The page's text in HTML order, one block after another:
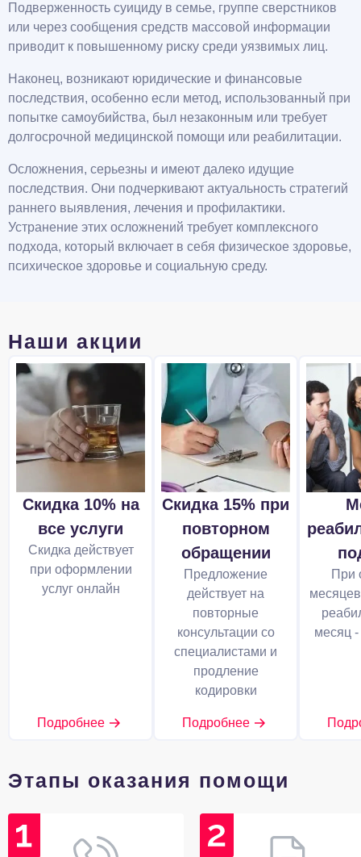
Подверженность суициду в семье, группе сверстников
или через сообщения средств массовой информации
приводит к повышенному риску среди уязвимых лиц.
Наконец, возникают юридические и финансовые
последствия, особенно если метод, использованный при
попытке самоубийства, был незаконным или требует
долгосрочной медицинской помощи или реабилитации.
Осложнения, серьезны и имеют далеко идущие
последствия. Они подчеркивают актуальность стратегий
раннего выявления, лечения и профилактики.
Устранение этих осложнений требует комплексного
подхода, который включает в себя физическое здоровье,
психическое здоровье и социальную среду.
Наши акции
Скидка 10% на
все услуги
Скидка действует
при оформлении
услуг онлайн
Подробнее
Скидка 15% при
повторном
обращении
Предложение
действует на
повторные
консультации со
специалистами и
продление
кодировки
Подробнее
При
месяц -
Этапы оказания помощи